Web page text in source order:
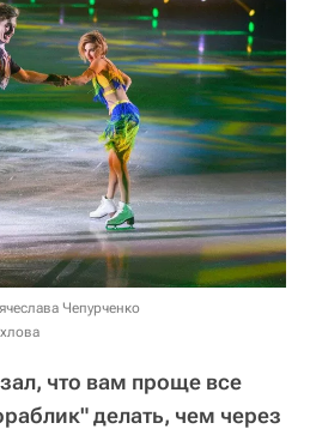
Чепурченко
что вам проще все
делать, чем через